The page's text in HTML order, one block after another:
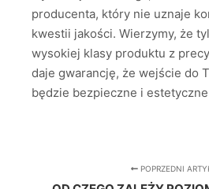
producenta, który nie uznaje
kwestii jakości. Wierzymy, że
wysokiej klasy produktu z
daje gwarancję, że wejście do
będzie bezpieczne i
POPRZEDNI